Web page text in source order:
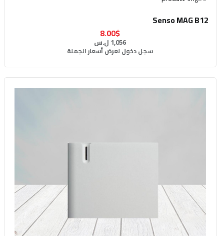
Senso MAG B12
8.00$
1,056 ل.س
سجل دخول لعرض أسعار الجملة